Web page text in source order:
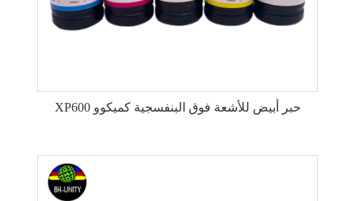
XP600 حبر أبيض للأشعة فوق البنفسجية كميكوو